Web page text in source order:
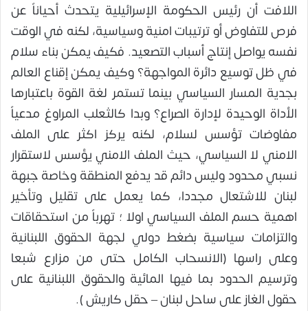
اللافت أن رئيس الحكومة الإسرائيلية يتحدث أحياناً عن
فرص للتفاوض أو ترتيبات امنية وسياسية، لكنه في الوقت
نفسه يواصل إنتاج أسباب التصعيد. فكيف يمكن بناء سلام
في ظل توسيع دائرة المواجهة؟ وكيف يمكن إقناع العالم
بجدية المسار السياسي بينما تستمر لغة القوة باعتبارها
الأداة الوحيدة لإدارة الصراع؟ وبدا كالثعلب المراوغ مدعياً
مفاوضات تؤسس لسلام، لكنه يركز اكثر على الملف
الامني لا السياسي، حيث الملف الامني يؤسس لاستقرار
نسبي محدود وليس دائم قد يدفع المنطقة وخاصة جبهة
لبنان للاشتعال مجددا، كما يعمل على تقليل وتأخير
اهمية حسم الملف السياسي اولا ؛ تهرباً من استحقاقات
والتزامات سياسية بضغط دولي لجهة الحقوق اللبنانية
وعلى راسها (الانسحاب الكامل حتى من مزارع شبعا
وترسيم الحدود بما فيها المائية والحقوق اللبنانية على
حقول الغاز على ساحل لبنان – حقل كاريش ).